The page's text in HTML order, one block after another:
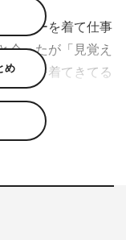
ーナーを着て仕事
会ったが「見覚え
ナーを着てきてる
丸かぶりだったと
でとぼける中居。
め